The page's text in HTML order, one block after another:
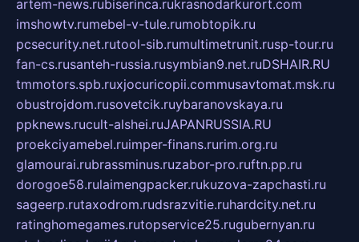
artem-news.rubiserinca.rukrasnodarkurort.com
imshowtv.rumebel-v-tule.rumobtopik.ru
pcsecurity.net.rutool-sib.rumultimetrunit.rusp-tour.ru
fan-cs.rusanteh-russia.rusymbian9.net.ruDSHAIR.RU
tmmotors.spb.ruxjocuricopii.commusavtomat.msk.ru
obustrojdom.rusovetcik.ruybaranovskaya.ru
ppknews.rucult-alshei.ruJAPANRUSSIA.RU
proekciyamebel.ruimper-finans.rurim.org.ru
glamourai.rubrassminus.ruzabor-pro.ruftn.pp.ru
dorogoe58.rulaimengpacker.rukuzova-zapchasti.ru
sageerp.rutaxodrom.rudsrazvitie.ruhardcity.net.ru
ratinghomegames.rutopservice25.rugubernyan.ru